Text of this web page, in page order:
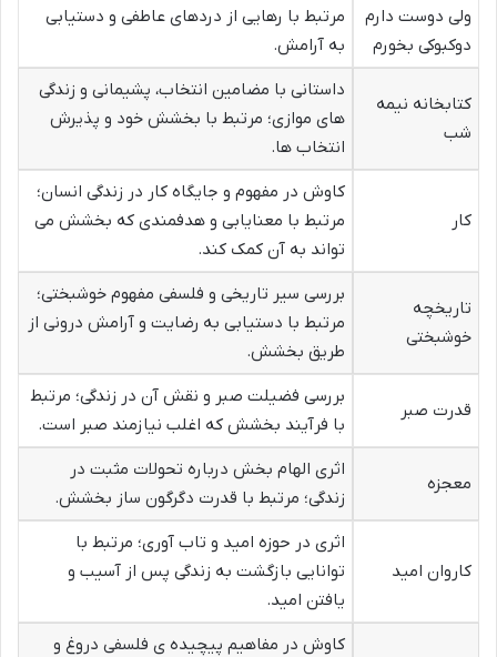
ولی دوست دارم
دوکبوکی بخورم
مرتبط با رهایی از دردهای عاطفی و دستیابی
به آرامش.
کتابخانه نیمه
شب
داستانی با مضامین انتخاب، پشیمانی و زندگی
های موازی؛ مرتبط با بخشش خود و پذیرش
انتخاب ها.
کار
کاوش در مفهوم و جایگاه کار در زندگی انسان؛
مرتبط با معنایابی و هدفمندی که بخشش می
تواند به آن کمک کند.
تاریخچه
خوشبختی
بررسی سیر تاریخی و فلسفی مفهوم خوشبختی؛
مرتبط با دستیابی به رضایت و آرامش درونی از
طریق بخشش.
قدرت صبر
بررسی فضیلت صبر و نقش آن در زندگی؛ مرتبط
با فرآیند بخشش که اغلب نیازمند صبر است.
معجزه
اثری الهام بخش درباره تحولات مثبت در
زندگی؛ مرتبط با قدرت دگرگون ساز بخشش.
کاروان امید
اثری در حوزه امید و تاب آوری؛ مرتبط با
توانایی بازگشت به زندگی پس از آسیب و
یافتن امید.
کاوش در مفاهیم پیچیده ی فلسفی دروغ و